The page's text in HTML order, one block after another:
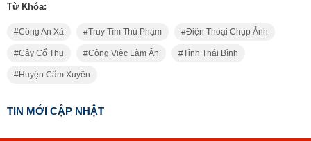
Từ Khóa:
Công An Xã Truy Tìm Thủ Phạm Điện Thoại Chụp Ảnh
Cây Cổ Thụ Công Việc Làm Ăn Tỉnh Thái Bình
Huyện Cẩm Xuyên
TIN MỚI CẬP NHẬT